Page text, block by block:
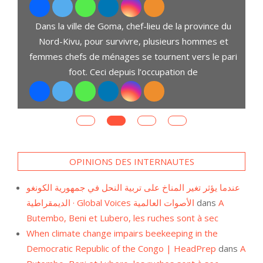
Dans la ville de Goma, chef-lieu de la province du
Nord-Kivu, pour survivre, plusieurs hommes et
femmes chefs de ménages se tournent vers le pari
foot. Ceci depuis l’occupation de
OPINIONS DES INTERNAUTES
عندما يؤثر تغير المناخ على تربية النحل في جمهورية الكونغو
الديمقراطية · Global Voices الأصوات العالمية dans A
Butembo, Beni et Lubero, les ruches sont à sec
When climate change impairs beekeeping in the
Democratic Republic of the Congo | HeadPrep dans A